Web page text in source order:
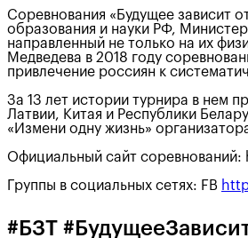
Соревнования «Будущее зависит
образования и науки РФ,
направленный не только на их
Медведева в 2018 году
привлечение россиян к
За 13 лет истории турнира в нем
Латвии, Китая и Республики
«Измени одну жизнь»
Официальный сайт
Группы в социальных сетях: FB
#БЗТ